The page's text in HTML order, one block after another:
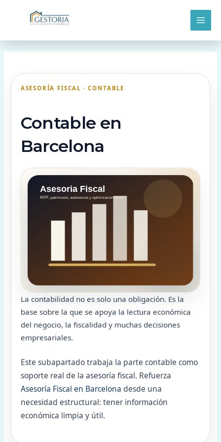
contenido
ASESORÍA FISCAL · CONTABLE
Contable en
Barcelona
La contabilidad no es solo una obligación. Es la
base sobre la que se apoya la lectura económica
del negocio, la fiscalidad y muchas decisiones
empresariales.
Este subapartado trabaja la parte contable como
soporte real de la asesoría fiscal. Refuerza
Asesoría Fiscal en Barcelona desde una
necesidad estructural: tener información
económica limpia y útil.